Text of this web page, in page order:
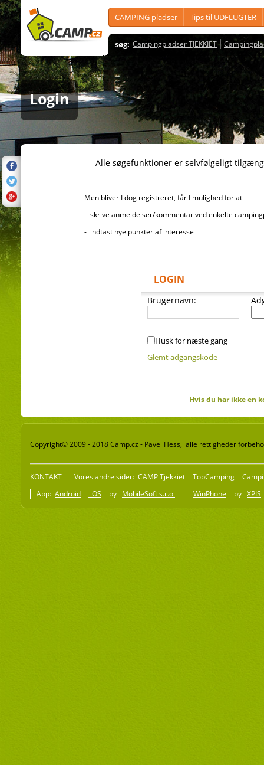
CAMPING pladser Tips til UDFLUGTER
søg: Campingpladser TJEKKIET
Login
Alle søgefunktioner er selvfølgeligt
Men bliver I dog registreret, får I mulighed for at
- skrive anmeldelser/kommentar ved enkelte
- indtast nye punkter af interesse
LOGIN
Brugernavn:
Husk for næste gang
Glemt adgangskode
Hvis du har ikke en
Copyright© 2009 - 2018 Camp.cz - Pavel Hess, alle rettigheder
KONTAKT Vores andre sider: CAMP Tjekkiet TopCamping
App: Android iOS by MobileSoft s.r.o WinPhone by XPIS